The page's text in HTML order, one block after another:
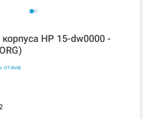
HP 15-dw0000 -
отзыв